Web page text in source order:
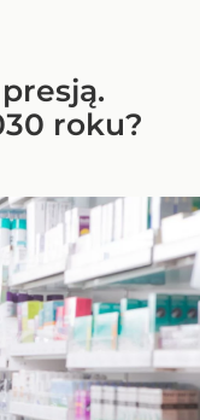
roku?